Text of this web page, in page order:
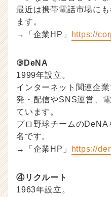
最近は携帯電話市場に
ます。
→「企業HP」
https://
③DeNA
1999年設立。
インターネット関連企
発・配信やSNS運営、
ています。
プロ野球チームの
名です。
→「企業HP」
https://
④リクルート
1963年設立。